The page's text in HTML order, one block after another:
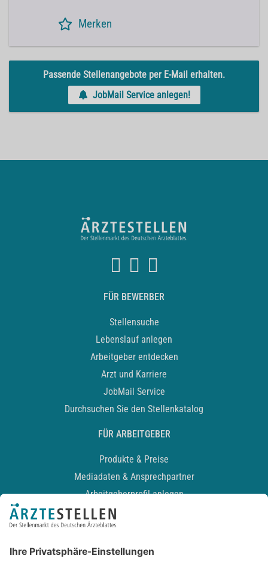
Merken
Passende Stellenangebote per E-Mail erhalten.
JobMail Service anlegen!
FÜR BEWERBER
Stellensuche
Lebenslauf anlegen
Arbeitgeber entdecken
Arzt und Karriere
JobMail Service
Durchsuchen Sie den Stellenkatalog
FÜR ARBEITGEBER
Produkte & Preise
Mediadaten & Ansprechpartner
Arbeitgeberprofil anlegen
Recruiting-Podcast